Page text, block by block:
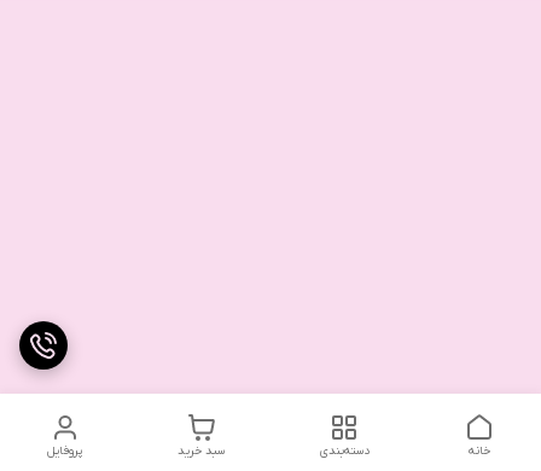
پروفایل سبد خرید دسته‌بندی خانه